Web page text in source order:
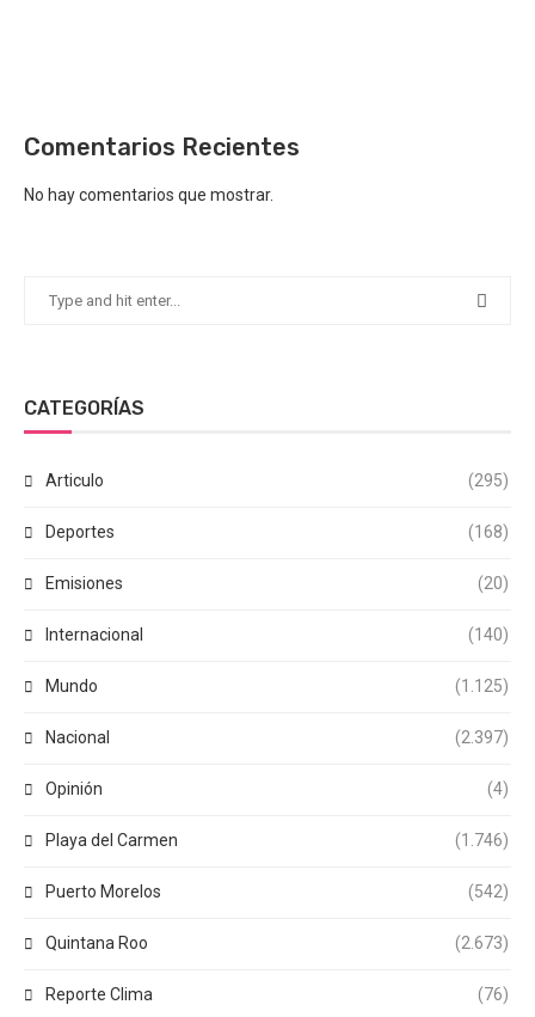
Comentarios Recientes
No hay comentarios que mostrar.
CATEGORÍAS
Articulo (295)
Deportes (168)
Emisiones (20)
Internacional (140)
Mundo (1.125)
Nacional (2.397)
Opinión (4)
Playa del Carmen (1.746)
Puerto Morelos (542)
Quintana Roo (2.673)
Reporte Clima (76)